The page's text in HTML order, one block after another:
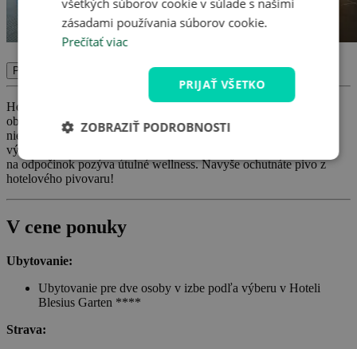
Potvrdiť
Hotel Blesius Garten **** ponúka dokonalé útočisko pre
obdivovateľov pamiatok i nadšených výletníkov. Nachádza sa len
niekoľko kilometrov od centra mesta Trier, v krásnej krajine plnej
výletných trás. Tešiť sa môžete na bohaté raňajky formou bufetu a
na odpočinok pozýva útulné wellness. Navyše ochutnáte pivo z
hotelového pivovaru!
V cene ponuky
Ubytovanie:
Ubytovanie pre dve osoby v izbe podľa výberu v Hoteli
Blesius Garten ****
Strava:
všetkých súborov cookie v súlade s našimi
zásadami používania súborov cookie.
Prečítať viac
PRIJAŤ VŠETKO
ZOBRAZIŤ PODROBNOSTI